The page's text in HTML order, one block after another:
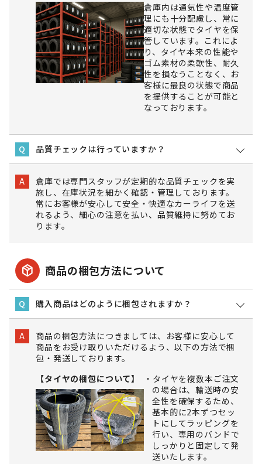
倉庫内は通気性や温度管
理にも十分配慮し、常に
適切な状態でタイヤを保
管しています。これによ
り、タイヤ本来の性能や
ゴム素材の柔軟性、耐久
性を損なうことなく、お
客様に最良の状態で商品
を提供することが可能と
なっております。
Q 品質チェックは行っていますか？
A
倉庫では専門スタッフが定期的な品質チェックを実
施し、在庫状況を細かく確認・管理しております。
常にお客様が安心して安全・快適なカーライフを送
れるよう、細心の注意を払い、品質維持に努めてお
ります。
package_2 商品の梱包方法について
Q 購入商品はどのように梱包されますか？
A
商品の梱包方法につきましては、お客様に安心して
商品をお受け取りいただけるよう、以下の方法で梱
包・発送しております。
【タイヤの梱包について】
タイヤを複数本ご注文
の場合は、輸送時の安
全性を確保するため、
基本的に2本ずつセッ
トにしてラッピングを
行い、専用のバンドで
しっかりと固定して発
送いたします。